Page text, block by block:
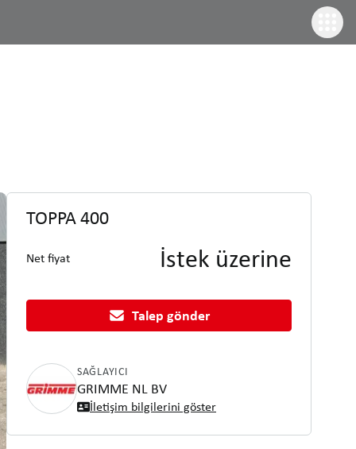
TOPPA 400
Net fiyat İstek üzerine
Talep gönder
SAĞLAYICI
GRIMME NL BV
İletişim bilgilerini göster